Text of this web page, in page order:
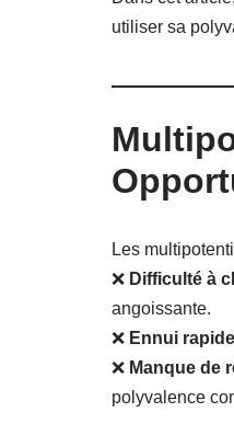
utiliser sa
Les
❌ Difficulté à
angoissante.
❌ Ennui rapide
❌ Manque de
polyvalence